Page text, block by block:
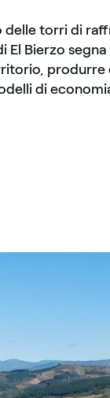
torri di
El Bierzo
produrre
di